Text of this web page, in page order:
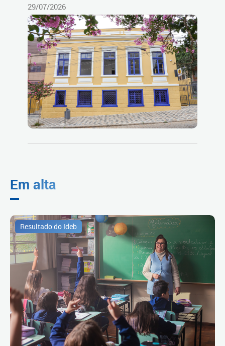
29/07/2026
Em alta
Resultado do Ideb